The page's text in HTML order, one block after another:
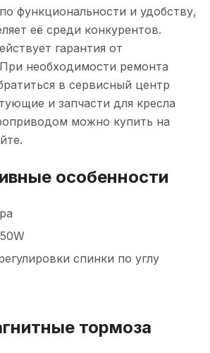
функциональности и удобству,
её среди конкурентов.
гарантия от
необходимости ремонта
в сервисный центр
и запчасти для кресла
можно купить на
особенности
спинки по углу
тормоза